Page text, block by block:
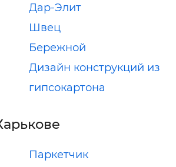
Дар-Элит
Швец
Бережной
Дизайн конструкций из
гипсокартона
Паркетчик